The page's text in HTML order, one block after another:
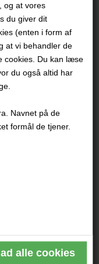
og at vores
du giver dit
(enten i form af
at vi behandler de
cookies. Du kan læse
du også altid har
Navnet på de
formål de tjener.
K
pr. kunde, gælder i 30